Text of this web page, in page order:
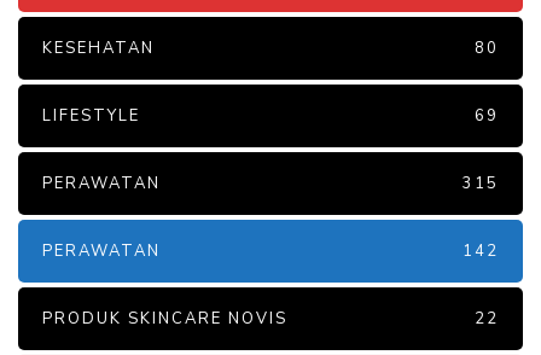
KESEHATAN 80
LIFESTYLE 69
PERAWATAN 315
PERAWATAN 142
PRODUK SKINCARE NOVIS 22